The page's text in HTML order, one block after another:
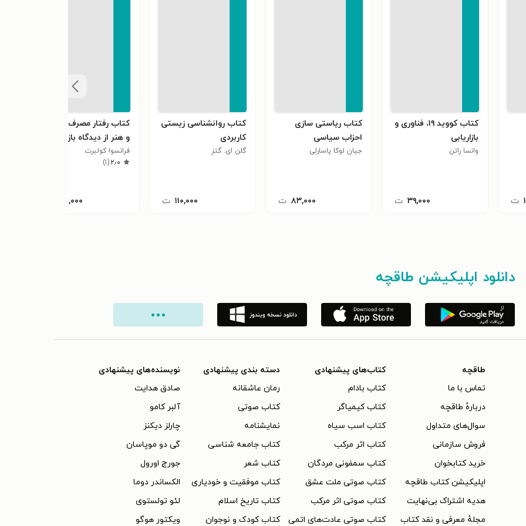
ت
کتاب کووید ۱۹، فناوری و
بازاریابی
وانسا راتن
۳۹,۰۰۰ ت
کتاب ریاستی سازی
احزاب سیاسی
جیان لوکا پاسارلی
۸۳,۰۰۰ ت
کتاب روانشناسی زیستی
کاربردی
گلن ای. گتز
۱۱۰,۰۰۰ ت
کتاب رفتار مصرف کننده
و هنر از دیدگاه بازاریابی
فرانسوا کولبرت
۲٫۰(۱)
۴۷,۰۰۰
دانلود اپلیکیشن طاقچه
طاقچه
تماس با ما
دربارهٔ طاقچه
سوال‌های متداول
فروش سازمانی
خرید کتابخوان
اپلیکیشن کتاب طاقچه
هدیه اشتراک بی‌نهایت
مجلهٔ معرفی و نقد کتاب
کتاب‌های پیشنهادی
کتاب بادام
کتاب کیمیاگر
کتاب اسب سیاه
کتاب اثر مرکب
کتاب سمفونی مردگان
کتاب صوتی ملت عشق
کتاب صوتی اثر مرکب
کتاب صوتی عادت‌های اتمی
دسته بندی پیشنهادی
رمان عاشقانه
کتاب‌ صوتی
نمایشنامه
کتاب جامعه شناسی
کتاب شعر
کتاب موفقیت و خودیاری
کتاب تاریخ اسلام
کتاب کودک و نوجوان
نویسنده‌های پیشنهادی
صادق هدایت
آلبر کامو
چارلز دیکنز
گی دو موپاسان
جورج اورول
الکساندر دوما
لئو تولستوی
ویکتور هوگو